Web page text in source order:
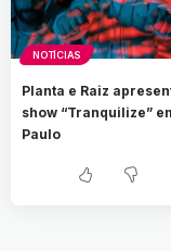
NOTÍCIAS
Planta e Raiz
show “Tranquilize”
Paulo